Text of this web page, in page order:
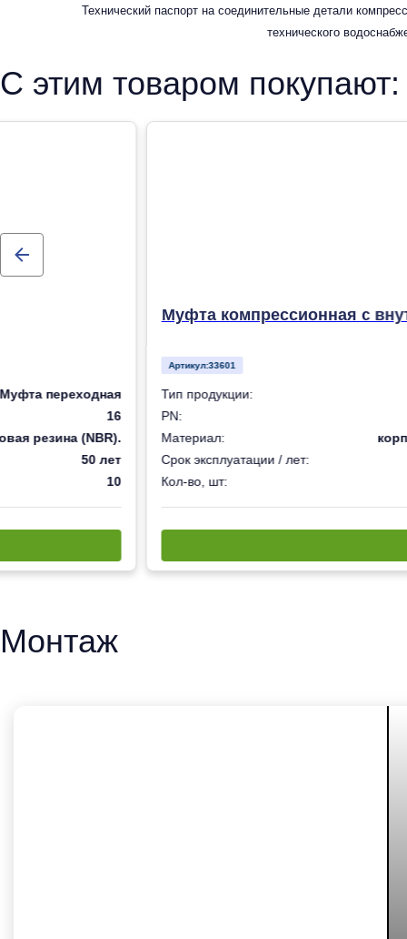
Технический паспорт на соединительные детали
технического
С этим товаром покупают:
Муфта переходная
16
резина (NBR).
50 лет
10
Муфта компрессионная с
Артикул:33601
Тип продукции:
PN:
Материал:
Срок эксплуатации / лет:
Кол-во, шт:
Монтаж